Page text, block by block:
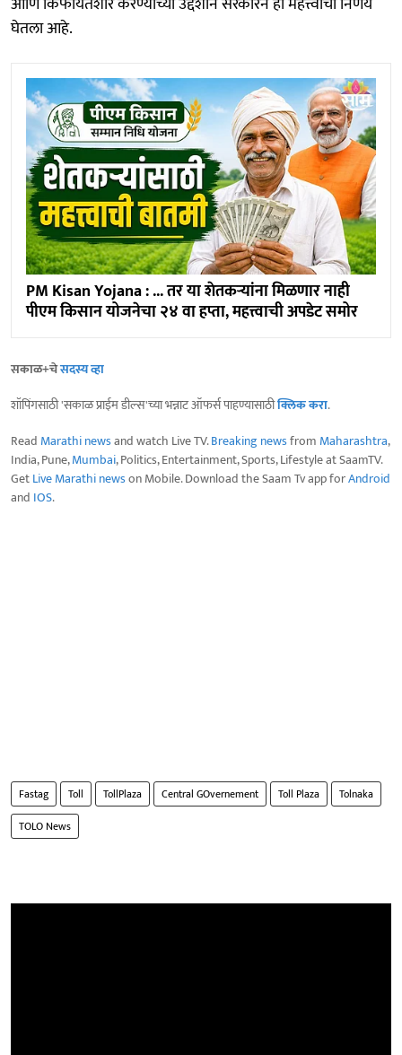
घेतला आहे.
PM Kisan Yojana : ... तर या शेतकऱ्यांना मिळणार नाही
पीएम किसान योजनेचा २४ वा हप्ता, महत्त्वाची अपडेट समोर
सकाळ+चेसदस्य व्हा
शॉपिंगसाठी 'सकाळ प्राईम डील्स'च्या भन्नाट ऑफर्स पाहण्यासाठीक्लिक करा.
Read Marathi newsand watch Live TV.Breaking newsfrom Maharashtra,
India, Pune,Mumbai, Politics, Entertainment, Sports, Lifestyle at SaamTV.
GetLive Marathi newson Mobile. Download the Saam Tv app forAndroid
and IOS.
Fastag Toll TollPlaza Central GOvernement Toll Plaza
Tolnaka
TOLO News